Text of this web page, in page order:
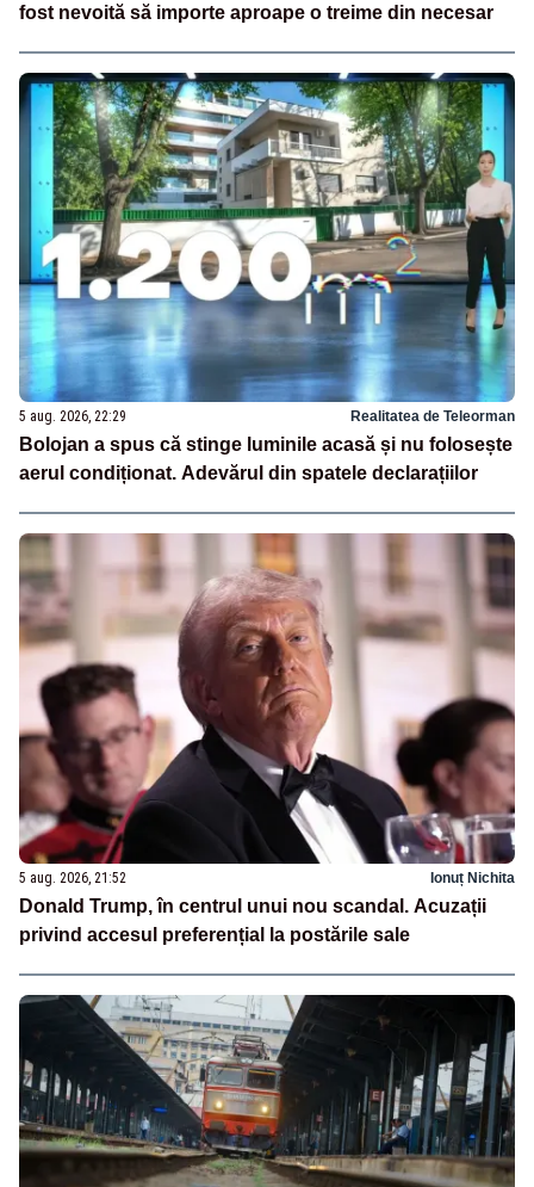
fost nevoită să importe aproape o treime din necesar
5 aug. 2026, 22:29 Realitatea de Teleorman
Bolojan a spus că stinge luminile acasă și nu folosește
aerul condiționat. Adevărul din spatele declarațiilor
5 aug. 2026, 21:52 Ionuț Nichita
Donald Trump, în centrul unui nou scandal. Acuzații
privind accesul preferențial la postările sale